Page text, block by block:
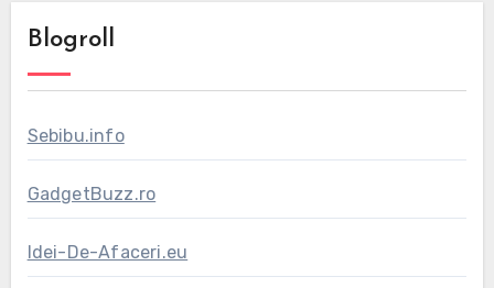
Blogroll
Sebibu.info
GadgetBuzz.ro
Idei-De-Afaceri.eu